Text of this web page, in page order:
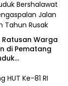
Ratusan Warga
di Pematang
Jalan